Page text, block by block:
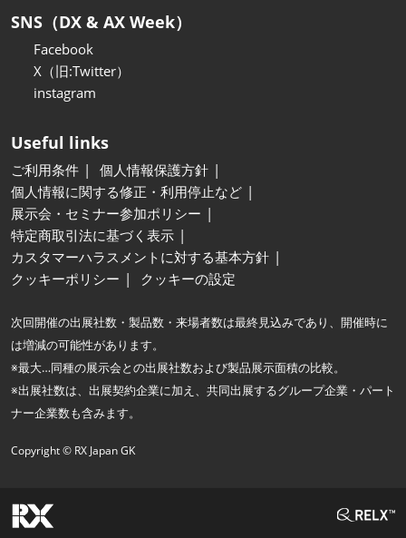
SNS（DX & AX Week）
Facebook
X（旧:Twitter）
instagram
Useful links
ご利用条件
個人情報保護方針
個人情報に関する修正・利用停止など
展示会・セミナー参加ポリシー
特定商取引法に基づく表示
カスタマーハラスメントに対する基本方針
クッキーポリシー
クッキーの設定
次回開催の出展社数・製品数・来場者数は最終見込みであり、開催時に
は増減の可能性があります。
※最大…同種の展示会との出展社数および製品展示面積の比較。
※出展社数は、出展契約企業に加え、共同出展するグループ企業・パート
ナー企業数も含みます。
Copyright © RX Japan GK